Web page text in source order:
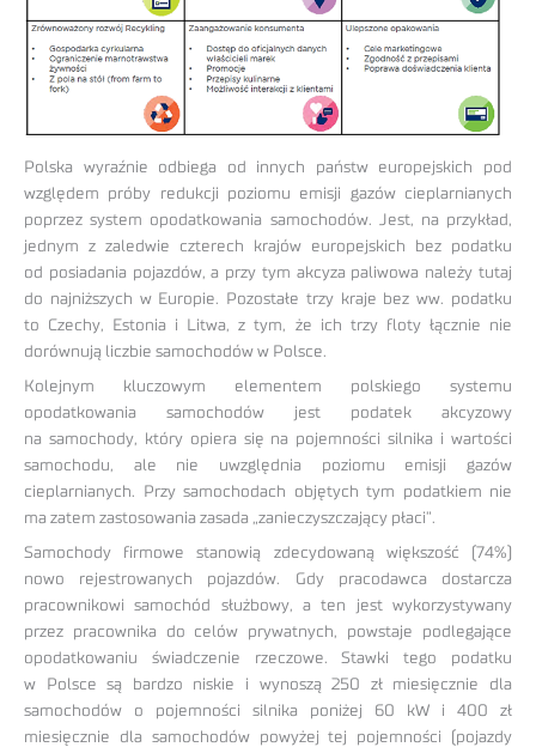
Polska wyraźnie odbiega od innych państw europejskich pod
względem próby redukcji poziomu emisji gazów cieplarnianych
poprzez system opodatkowania samochodów. Jest, na przykład,
jednym z zaledwie czterech krajów europejskich bez podatku
od posiadania pojazdów, a przy tym akcyza paliwowa należy tutaj
do najniższych w Europie. Pozostałe trzy kraje bez ww. podatku
to Czechy, Estonia i Litwa, z tym, że ich trzy floty łącznie nie
dorównują liczbie samochodów w Polsce.
Kolejnym kluczowym elementem polskiego systemu
opodatkowania samochodów jest podatek akcyzowy
na samochody, który opiera się na pojemności silnika i wartości
samochodu, ale nie uwzględnia poziomu emisji gazów
cieplarnianych. Przy samochodach objętych tym podatkiem nie
ma zatem zastosowania zasada „zanieczyszczający płaci”.
Samochody firmowe stanowią zdecydowaną większość (74%)
nowo rejestrowanych pojazdów. Gdy pracodawca dostarcza
pracownikowi samochód służbowy, a ten jest wykorzystywany
przez pracownika do celów prywatnych, powstaje podlegające
opodatkowaniu świadczenie rzeczowe. Stawki tego podatku
w Polsce są bardzo niskie i wynoszą 250 zł miesięcznie dla
samochodów o pojemności silnika poniżej 60 kW i 400 zł
miesięcznie dla samochodów powyżej tej pojemności (pojazdy